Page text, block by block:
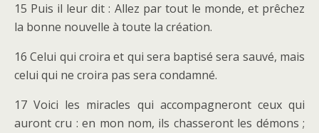
15 Puis il leur dit : Allez par tout le monde, et prêchez
la bonne nouvelle à toute la création.
16 Celui qui croira et qui sera baptisé sera sauvé, mais
celui qui ne croira pas sera condamné.
17 Voici les miracles qui accompagneront ceux qui
auront cru : en mon nom, ils chasseront les démons ;